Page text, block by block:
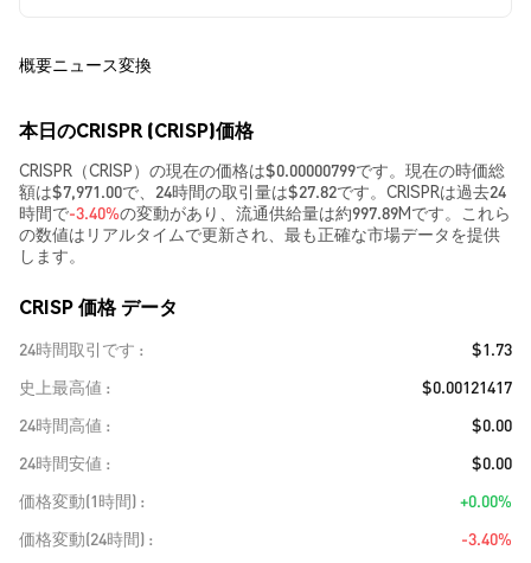
概要ニュース変換
本日のCRISPR (CRISP)価格
CRISPR（CRISP）の現在の価格は$0.00000799です。現在の時価総
額は$7,971.00で、24時間の取引量は$27.82です。CRISPRは過去24
時間で-3.40%の変動があり、流通供給量は約997.89Mです。これら
の数値はリアルタイムで更新され、最も正確な市場データを提供
します。
CRISP 価格 データ
24時間取引です
$1.73
史上最高値
$0.00121417
24時間高値
$0.00
24時間安値
$0.00
価格変動(1時間)
+0.00%
価格変動(24時間)
-3.40%